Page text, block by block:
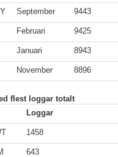
September 9443
Februari 9425
Januari 8943
November 8896
flest loggar totalt
Loggar
1458
643